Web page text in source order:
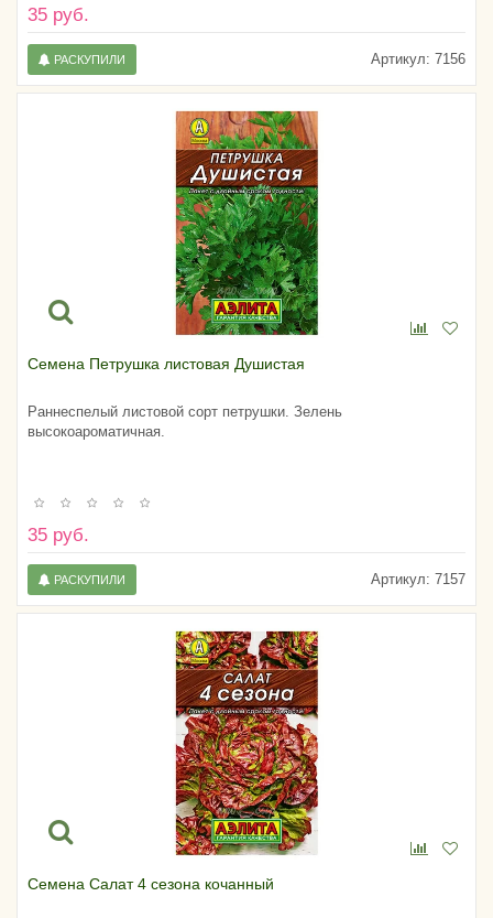
35 руб.
Артикул: 7156
РАСКУПИЛИ
Семена Петрушка листовая Душистая
Раннеспелый листовой сорт петрушки. Зелень
высокоароматичная.
35 руб.
Артикул: 7157
РАСКУПИЛИ
Семена Салат 4 сезона кочанный